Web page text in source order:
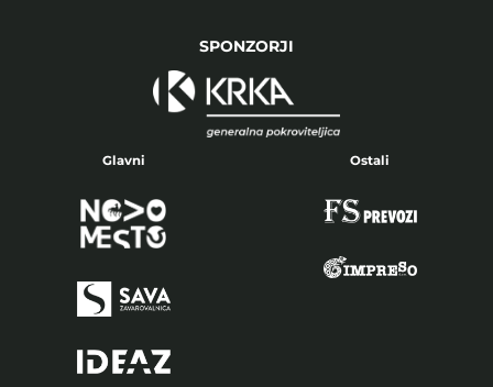
SPONZORJI
Glavni Ostali